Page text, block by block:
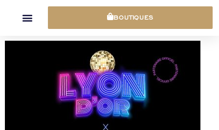
BOUTIQUES
Panneau de gestion des cookies